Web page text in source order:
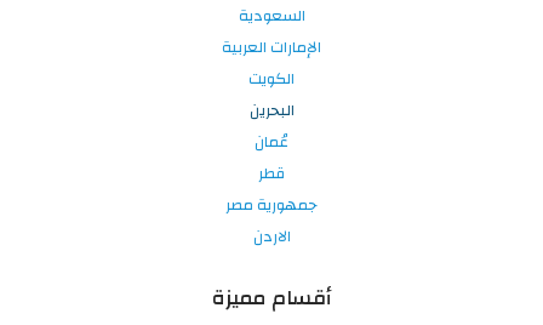
السعودية
الإمارات العربية
الكويت
البحرين
عُمان
قطر
جمهورية مصر
الاردن
أقسام مميزة